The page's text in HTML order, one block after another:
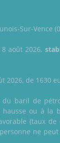
Sur-Vence
août 2026,
de 1630
baril de
ou à la
(taux de
ne